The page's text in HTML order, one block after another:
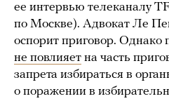
ее интервью телеканалу
по Москве). Адвокат Ле
оспорит приговор. Однако
не повлияет на часть
запрета избираться в
о поражении в